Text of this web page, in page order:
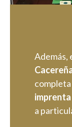
Además,
completa
a